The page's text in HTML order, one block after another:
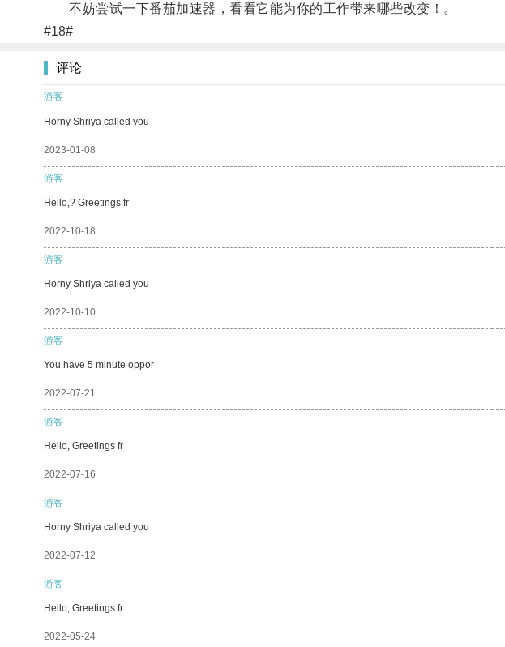
不妨尝试一下番茄加速器，看看它能为你的工作带来哪些改变！。
#18#
评论
游客
Horny Shriya called you
2023-01-08
游客
Hello,? Greetings fr
2022-10-18
游客
Horny Shriya called you
2022-10-10
游客
You have 5 minute oppor
2022-07-21
游客
Hello, Greetings fr
2022-07-16
游客
Horny Shriya called you
2022-07-12
游客
Hello, Greetings fr
2022-05-24